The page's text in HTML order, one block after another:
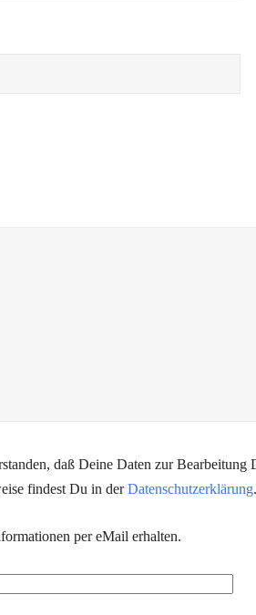
daß Deine Daten zur Bearbeitung
findest Du in derDatenschutzerklärung.
per eMail erhalten.